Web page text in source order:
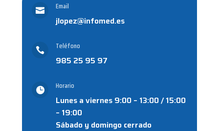
 Email
jlopez@infomed.es
 Teléfono
985 25 95 97
 Horario
Lunes a viernes 9:00 – 13:00 / 15:00
– 19:00
Sábado y domingo cerrado